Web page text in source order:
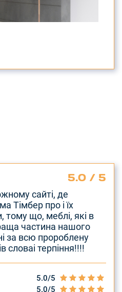
5.0 / 5
сайті, де
Тімбер про і їх
тому що, меблі, які в
частина нашого
за всю пророблену
словаі терпіння!!!!
5.0/5
5.0/5